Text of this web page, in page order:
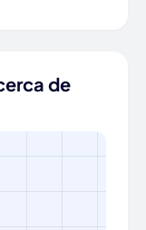
de